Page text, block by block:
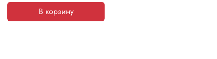
В корзину